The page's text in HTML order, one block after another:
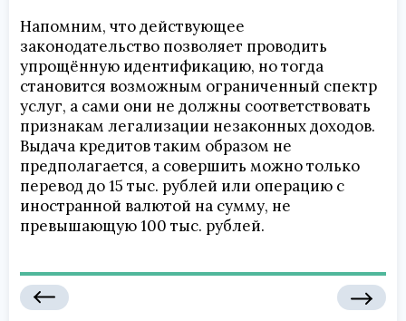
Напомним, что действующее
законодательство позволяет проводить
упрощённую идентификацию, но тогда
становится возможным ограниченный спектр
услуг, а сами они не должны соответствовать
признакам легализации незаконных доходов.
Выдача кредитов таким образом не
предполагается, а совершить можно только
перевод до 15 тыс. рублей или операцию с
иностранной валютой на сумму, не
превышающую 100 тыс. рублей.